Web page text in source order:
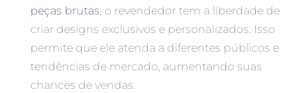
peças brutas, o revendedor tem a liberdade de
criar designs exclusivos e personalizados. Isso
permite que ele atenda a diferentes públicos e
tendências de mercado, aumentando suas
chances de vendas.